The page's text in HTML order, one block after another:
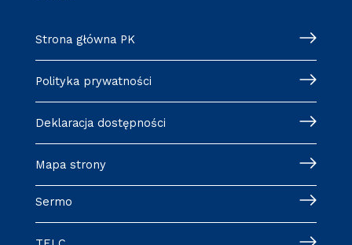
Strona główna PK
Polityka prywatności
Deklaracja dostępności
Mapa strony
Sermo